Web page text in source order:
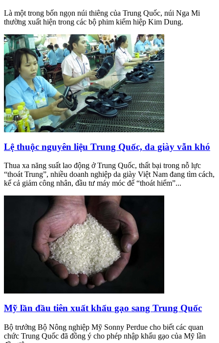
Là một trong bốn ngọn núi thiêng của Trung Quốc, núi Nga Mi
thường xuất hiện trong các bộ phim kiếm hiệp Kim Dung.
Lệ thuộc nguyên liệu Trung Quốc, da giày vẫn khó
Thua xa năng suất lao động ở Trung Quốc, thất bại trong nỗ lực
“thoát Trung”, nhiều doanh nghiệp da giày Việt Nam đang tìm cách,
kể cả giảm công nhân, đầu tư máy móc để “thoát hiểm”...
Mỹ lần đầu tiên xuất khẩu gạo sang Trung Quốc
Bộ trưởng Bộ Nông nghiệp Mỹ Sonny Perdue cho biết các quan
chức Trung Quốc đã đồng ý cho phép nhập khẩu gạo của Mỹ lần